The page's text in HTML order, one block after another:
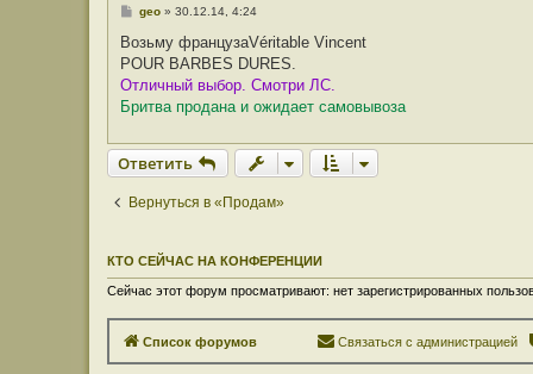
С
о
щ
е
и
geo» 30.12.14, 4:24
Возьму французаVéritable Vincent
POUR BARBES DURES.
Отличный выбор. Смотри ЛС.
Бритва продана и ожидает самовывоза
Ответить
Вернуться в «Продам»
КТО СЕЙЧАС НА КОНФЕРЕНЦИИ
Сейчас этот форум просматривают: нет зарегистрированных
Список форумов Связаться с администрацией